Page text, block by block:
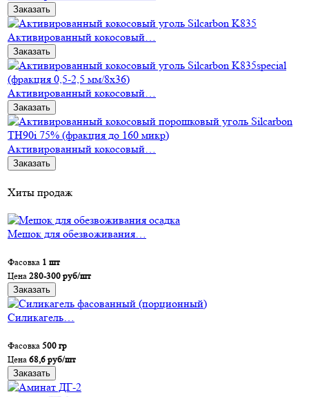
Заказать
Активированный кокосовый…
Заказать
Активированный кокосовый…
Заказать
Активированный кокосовый…
Заказать
Хиты продаж
Мешок для обезвоживания…
Фасовка 1 шт
Цена 280-300 руб/шт
Заказать
Силикагель…
Фасовка 500 гр
Цена 68,6 руб/шт
Заказать